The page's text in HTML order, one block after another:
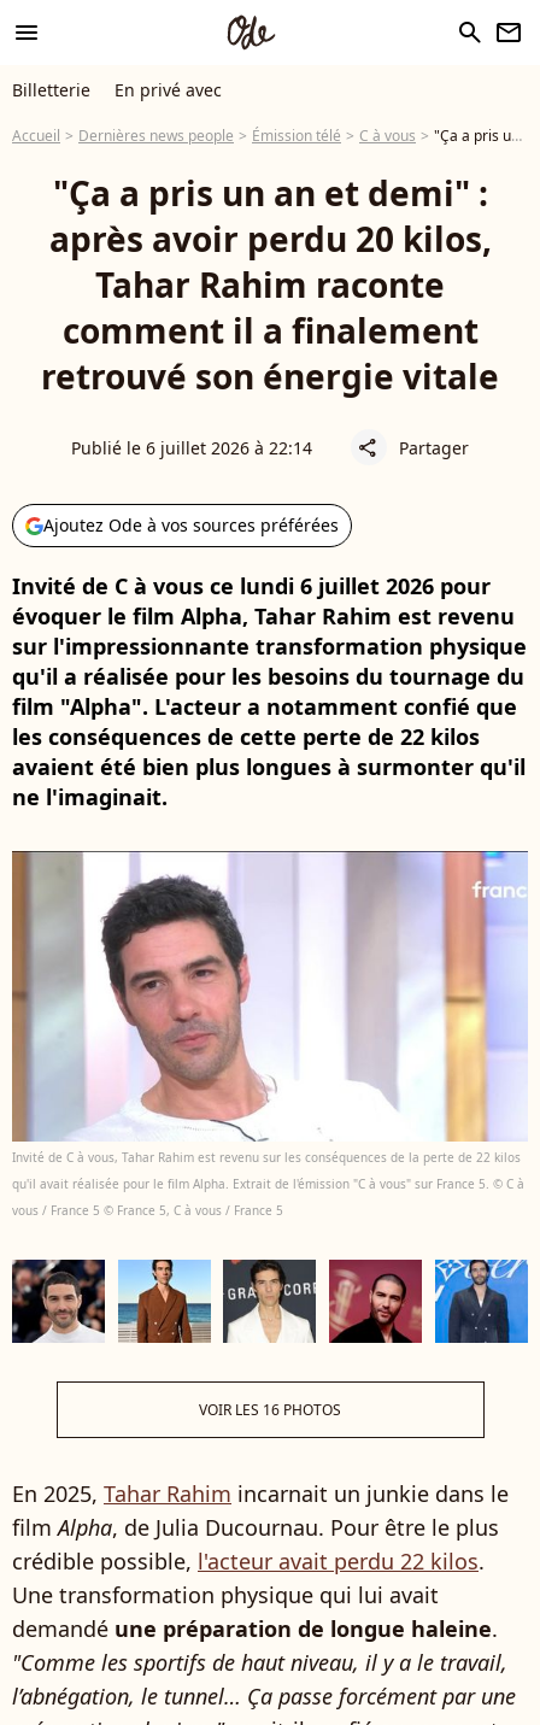
menu search newsletter
Billetterie En privé avec
Accueil Dernières news people Émission télé C à vous "Ça a pris un an et demi" : après avoir perdu 20 kilos, Tahar Rahim raconte comment il a finalement retrouvé son énergie vitale
"Ça a pris un an et demi" :
après avoir perdu 20 kilos,
Tahar Rahim raconte
comment il a finalement
retrouvé son énergie vitale
Publié le 6 juillet 2026 à 22:14 share Partager
Ajoutez Ode à vos sources préférées
Invité de C à vous ce lundi 6 juillet 2026 pour
évoquer le film Alpha, Tahar Rahim est revenu
sur l'impressionnante transformation physique
qu'il a réalisée pour les besoins du tournage du
film "Alpha". L'acteur a notamment confié que
les conséquences de cette perte de 22 kilos
avaient été bien plus longues à surmonter qu'il
ne l'imaginait.
Invité de C à vous, Tahar Rahim est revenu sur les conséquences de la perte de 22 kilos
qu'il avait réalisée pour le film Alpha. Extrait de l'émission "C à vous" sur France 5. © C à
vous / France 5 © France 5, C à vous / France 5
VOIR LES 16 PHOTOS
En 2025, Tahar Rahim incarnait un junkie dans le
filmAlpha, de Julia Ducournau. Pour être le plus
crédible possible, l'acteur avait perdu 22 kilos.
Une transformation physique qui lui avait
demandé une préparation de longue haleine.
"Comme les sportifs de haut niveau, il y a le travail,
l’abnégation, le tunnel… Ça passe forcément par une